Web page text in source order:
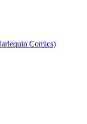
Comics)